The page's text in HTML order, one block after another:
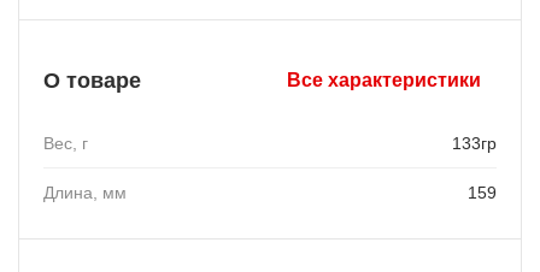
О товаре Все характеристики
Вес, г 133гр
Длина, мм 159